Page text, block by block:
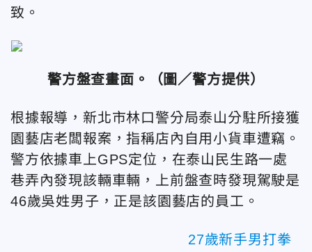
致。
警方盤查畫面 。 （圖／警方提供）
根據報導，新北市林口警分局泰山分駐所接獲
園藝店老闆報案，指稱店內自用小貨車遭竊。
警方依據車上GPS定位，在泰山民生路一處
巷弄內發現該輛車輛，上前盤查時發現駕駛是
46歲吳姓男子，正是該園藝店的員工。
27歲新手男打拳